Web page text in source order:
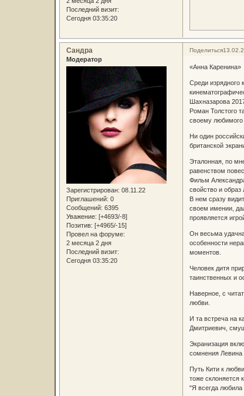
Последний визит:
Сегодня 03:35:20
Поделиться
Сандра
Модератор
Зарегистрирован: 08.11.22
Приглашений: 0
Сообщений: 6395
Уважение: [+4693/-8]
Позитив: [+4965/-15]
Провел на форуме:
2 месяца 2 дня
Последний визит:
Сегодня 03:35:20
«Анна Каренина»
Среди изрядного
Шахназарова
Роман Толстого
своему любимого
Ни один
британской
Эталонная, по
равенством
Фильм
свойство и
В нем сразу
своем имении,
проявляется
Он весьма
особенности
моментов.
Человек дитя
таинственных и
Наверное, с
любви.
И та встреча на
Дмитриевич,
Экранизация
сомнения Левина
Путь Кити к
тоже склоняется
"Я всегда любила